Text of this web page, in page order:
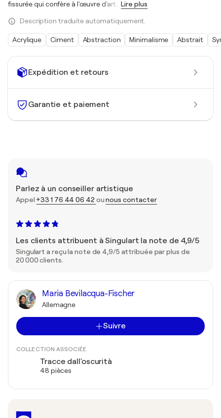
Expédition et retours
Garantie et paiement
Parlez à un conseiller artistique
Appel +33 1 76 44 06 42ounous contacter
Les clients attribuent à Singulart la note de 4,9/5
Singulart a reçu la note de 4,9/5 attribuée par plus de
20 000 clients.
Maria Bevilacqua-Fischer
Allemagne
Suivre
COLLECTION ASSOCIÉE
Tracce dall'oscurità
48 pièces
fissurée qui confère à l'œuvre d'art… Lire plus
Description traduite automatiquement.
Acrylique Ciment Abstraction Minimalisme Abstrait